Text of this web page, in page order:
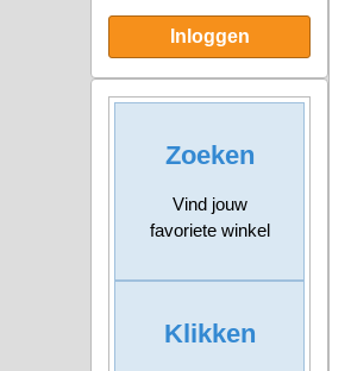
Inloggen
Zoeken
Vind jouw
favoriete winkel
Klikken